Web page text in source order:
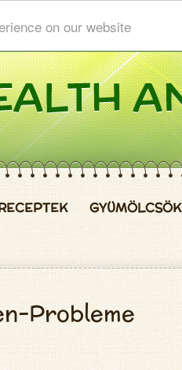
on our website
GYÜMÖLCSÖK
Probleme